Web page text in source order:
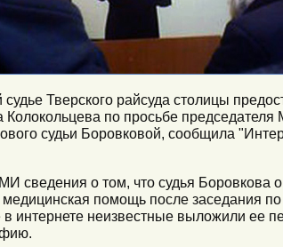
судье Тверского райсуда столицы
по просьбе председателя
судьи Боровковой, сообщила
сведения о том, что судья Боровкова
помощь после заседания
в интернете неизвестные выложили ее